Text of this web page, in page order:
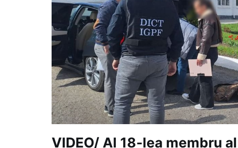
VIDEO/ Al 18-lea membru